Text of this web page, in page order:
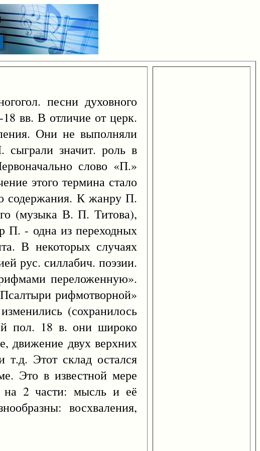
песни духовного
вв. В отличие от церк.
Они не выполняли
значит. роль в
слово «П.»
этого термина стало
содержания. К жанру П.
(музыка В. П. Титова),
П. - одна из переходных
В некоторых случаях
рус. силлабич. поэзии.
переложенную».
рифмотворной»
(сохранилось
й пол. 18 в. они широко
движение двух верхних
Этот склад остался
Это в известной мере
на 2 части: мысль и её
восхваления,